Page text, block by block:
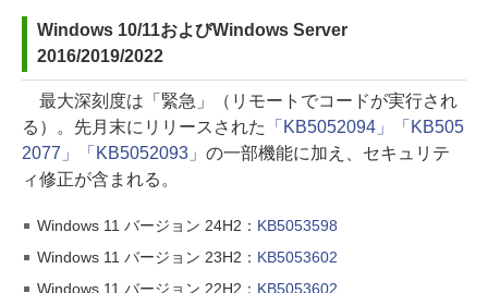
Windows 10/11およびWindows Server
2016/2019/2022
最大深刻度は「緊急」（リモートでコードが実行され
る）。先月末にリリースされた
「KB5052094」「KB505
2077」
「KB5052093」 の一部機能に加え、セキュリテ
ィ修正が含まれる。
Windows 11 バージョン 24H2： KB5053598
Windows 11 バージョン 23H2： KB5053602
Windows 11 バージョン 22H2： KB5053602